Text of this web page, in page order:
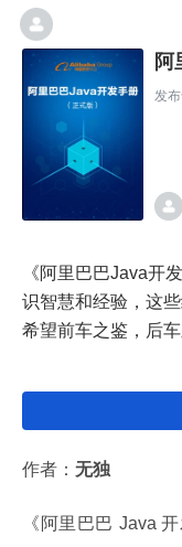
阿
发
《阿里巴巴Java开
识智慧和经验，这
希望前车之鉴，后
作者： 无独
《阿里巴巴 Java